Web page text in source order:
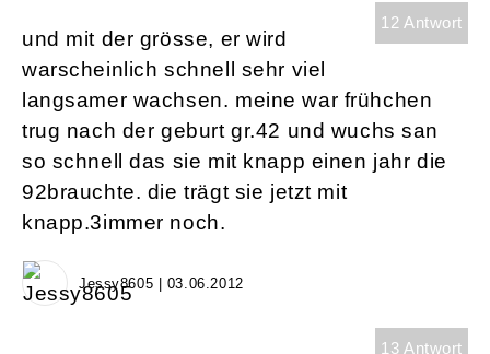
12 Antwort
und mit der grösse, er wird
warscheinlich schnell sehr viel
langsamer wachsen. meine war frühchen
trug nach der geburt gr.42 und wuchs san
so schnell das sie mit knapp einen jahr die
92brauchte. die trägt sie jetzt mit
knapp.3immer noch.
Jessy8605 | 03.06.2012
13 Antwort